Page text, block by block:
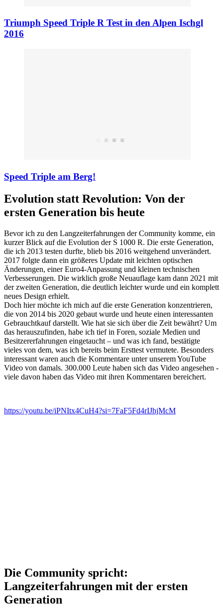
Triumph Speed Triple R Test in den Alpen Ischgl
2016
Speed Triple am Berg!
Evolution statt Revolution: Von der
ersten Generation bis heute
Bevor ich zu den Langzeiterfahrungen der Community komme, ein
kurzer Blick auf die Evolution der S 1000 R. Die erste Generation,
die ich 2013 testen durfte, blieb bis 2016 weitgehend unverändert.
2017 folgte dann ein größeres Update mit leichten optischen
Änderungen, einer Euro4-Anpassung und kleinen technischen
Verbesserungen. Die wirklich große Neuauflage kam dann 2021 mit
der zweiten Generation, die deutlich leichter wurde und ein komplett
neues Design erhielt.
Doch hier möchte ich mich auf die erste Generation konzentrieren,
die von 2014 bis 2020 gebaut wurde und heute einen interessanten
Gebrauchtkauf darstellt. Wie hat sie sich über die Zeit bewährt? Um
das herauszufinden, habe ich tief in Foren, soziale Medien und
Besitzererfahrungen eingetaucht – und was ich fand, bestätigte
vieles von dem, was ich bereits beim Ersttest vermutete. Besonders
interessant waren auch die Kommentare unter unserem YouTube
Video von damals. 300.000 Leute haben sich das Video angesehen -
viele davon haben das Video mit ihren Kommentaren bereichert.
https://youtu.be/iPNItx4CuH4?si=7FaF5Fd4rIJhjMcM
Die Community spricht:
Langzeiterfahrungen mit der ersten
Generation